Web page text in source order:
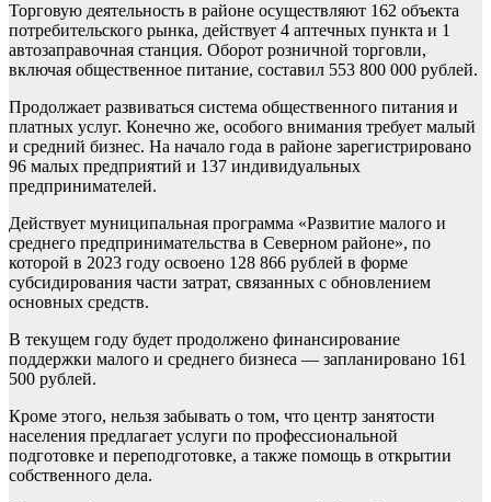
Торговую деятельность в районе осуществляют 162 объекта
потребительского рынка, действует 4 аптечных пункта и 1
автозаправочная станция. Оборот розничной торговли,
включая общественное питание, составил 553 800 000 рублей.
Продолжает развиваться система общественного питания и
платных услуг. Конечно же, особого внимания требует малый
и средний бизнес. На начало года в районе зарегистрировано
96 малых предприятий и 137 индивидуальных
предпринимателей.
Действует муниципальная программа «Развитие малого и
среднего предпринимательства в Северном районе», по
которой в 2023 году освоено 128 866 рублей в форме
субсидирования части затрат, связанных с обновлением
основных средств.
В текущем году будет продолжено финансирование
поддержки малого и среднего бизнеса — запланировано 161
500 рублей.
Кроме этого, нельзя забывать о том, что центр занятости
населения предлагает услуги по профессиональной
подготовке и переподготовке, а также помощь в открытии
собственного дела.